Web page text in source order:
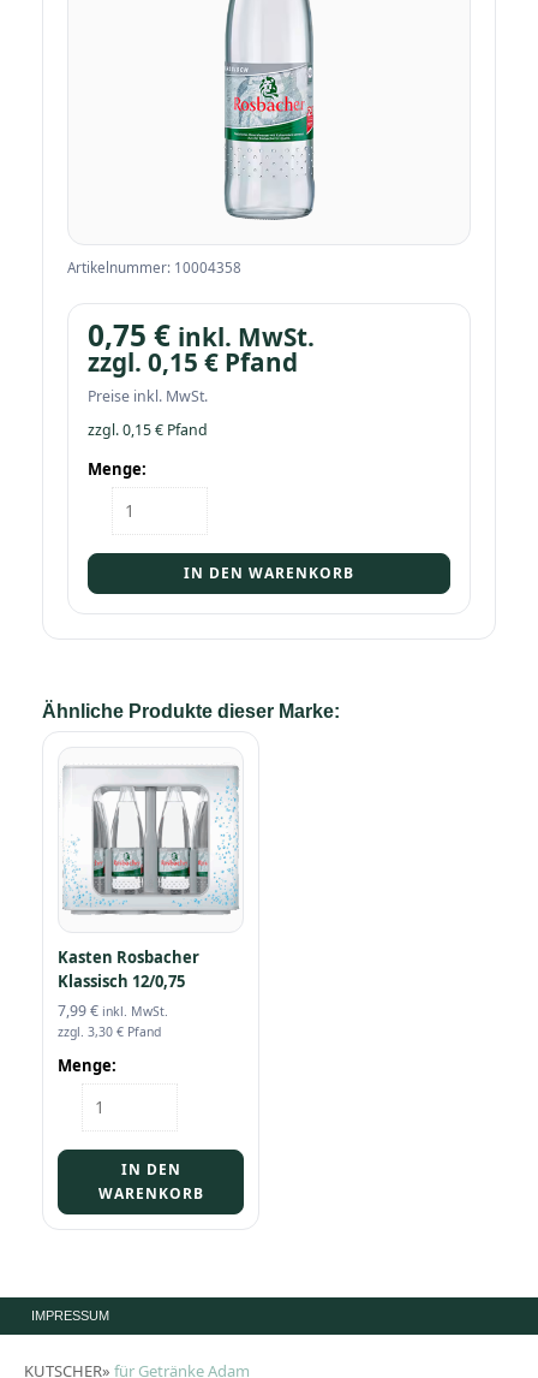
Artikelnummer: 10004358
0,75 € inkl. MwSt.
zzgl. 0,15 € Pfand
Preise inkl. MwSt.
zzgl.0,15€ Pfand
Menge:
Flasche
Rosbacher
Menge
IN DEN WARENKORB
Ähnliche Produkte dieser Marke:
Kasten Rosbacher
Klassisch 12/0,75
7,99€ inkl. MwSt.
zzgl. 3,30 € Pfand
Menge:
Kasten
Rosbacher
12/0,75
Menge
IN DEN
WARENKORB
IMPRESSUM
KUTSCHER» für Getränke Adam